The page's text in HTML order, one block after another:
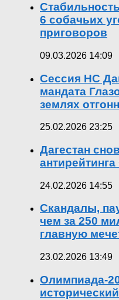
6 собачьих
приговоров
09.03.2026 14:09
Сессия НС
мандата
землях
25.02.2026 23:25
Дагестан
24.02.2026 14:55
Скандалы,
чем за 250
главную
23.02.2026 13:49
Олимпиада-